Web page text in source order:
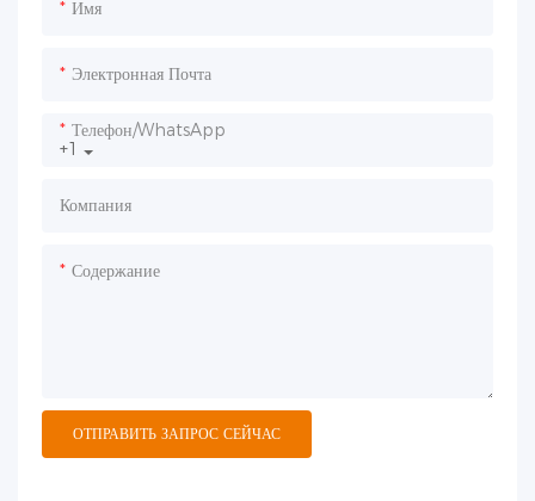
Имя
Электронная Почта
+1
Телефон/WhatsApp
Компания
Содержание
ОТПРАВИТЬ ЗАПРОС СЕЙЧАС